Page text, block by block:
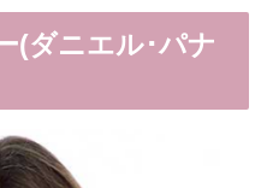
(ダニエル･パナ